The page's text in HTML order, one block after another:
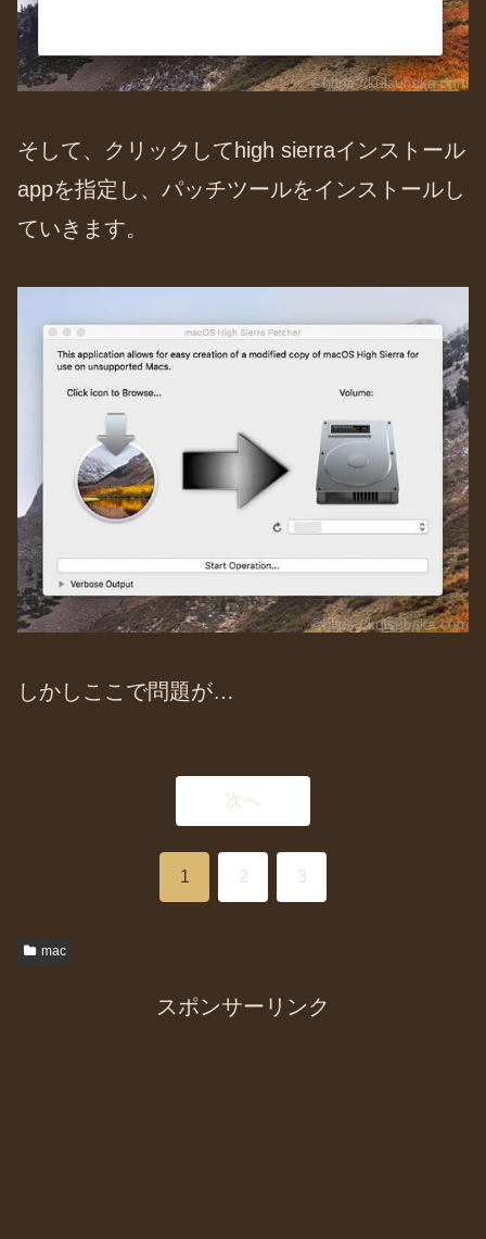
そして、クリックしてhigh sierraインストール
appを指定し、パッチツールをインストールし
ていきます。
しかしここで問題が…
次へ
1 2 3
mac
スポンサーリンク